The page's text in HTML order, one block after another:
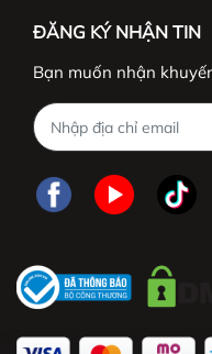
ĐĂNG KÝ NHẬN TIN
Bạn muốn nhận